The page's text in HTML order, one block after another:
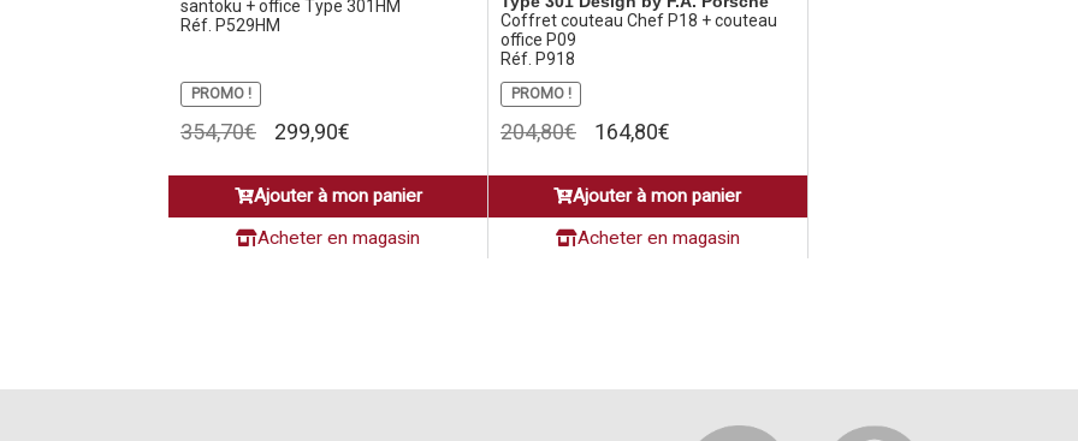
santoku + office Type 301HM
Réf. P529HM
PROMO !
354,70€
Le
initial
était :
354,70€.
299,90€
actuel
est :
299,90€.
Ajouter à mon panier
Acheter en magasin
Coffret couteau Chef P18 + couteau
office P09
Réf. P918
PROMO !
204,80€
Le
initial
était :
204,80€.
164,80€
actuel
est :
164,80€.
Ajouter à mon panier
Acheter en magasin